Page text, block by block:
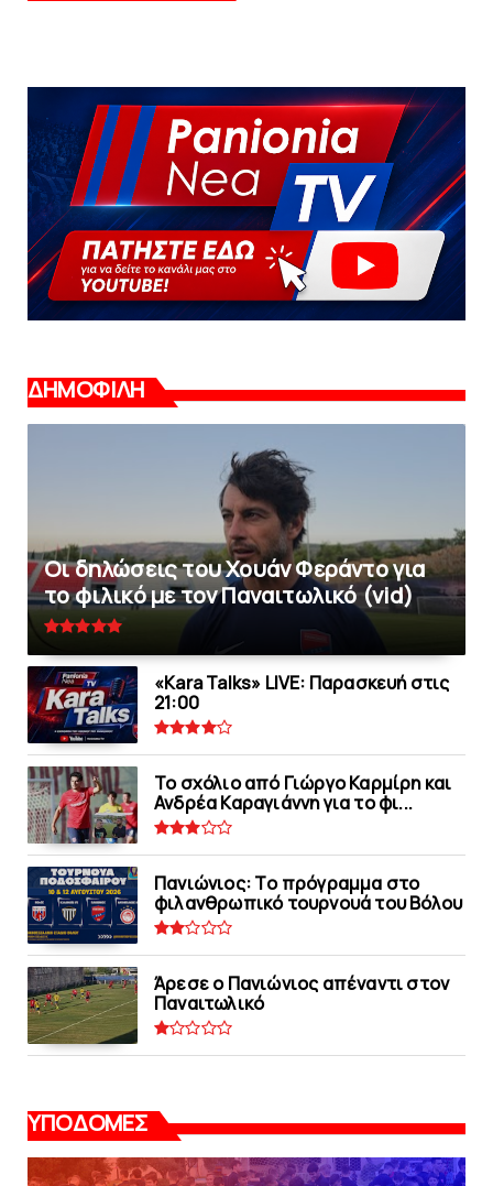
ΔΗΜΟΦΙΛΗ
Οι δηλώσεις του Χουάν Φεράντο για
το φιλικό με τoν Παναιτωλικό (vid)
«Kara Talks» LIVE: Παρασκευή στις
21:00
Το σχόλιο από Γιώργο Καρμίρη και
Ανδρέα Καραγιάννη για το φι...
Πανιώνιoς: Tο πρόγραμμα στο
φιλανθρωπικό τουρνουά του Bόλου
Άρεσε ο Πανιώνιος απέναντι στoν
Παναιτωλικό
ΥΠΟΔΟΜΕΣ